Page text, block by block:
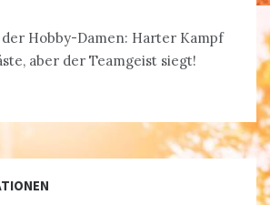
der Hobby-Damen: Harter Kampf
aber der Teamgeist siegt!